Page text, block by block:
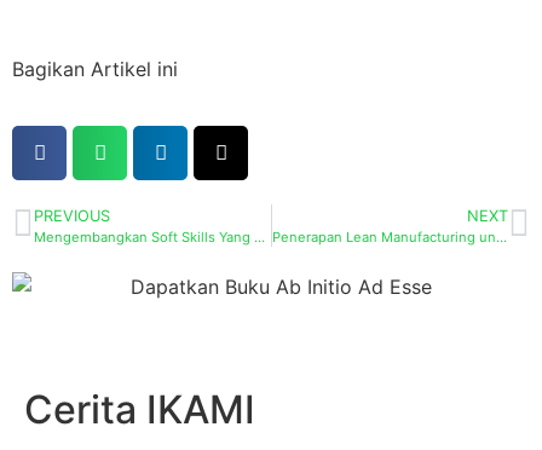
Bagikan Artikel ini
PREVIOUS
Mengembangkan Soft Skills Yang Di Butuhkan Dalam Karir
NEXT
Penerapan Lean Manufacturing untuk Mencegah Pemborosan
Cerita IKAMI